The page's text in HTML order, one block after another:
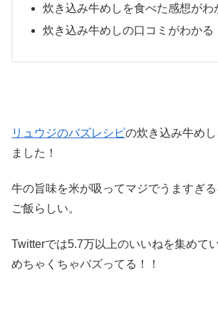
炊き込み牛めしを食べた感想がわ
炊き込み牛めしの口コミがわかる
リュウジのバズレシピの炊き込み牛め
ました！
牛の旨味を米が吸ってマジでうますぎ
ご飯らしい。
Twitterでは5.7万以上のいいねを集めて
めちゃくちゃバズってる！！